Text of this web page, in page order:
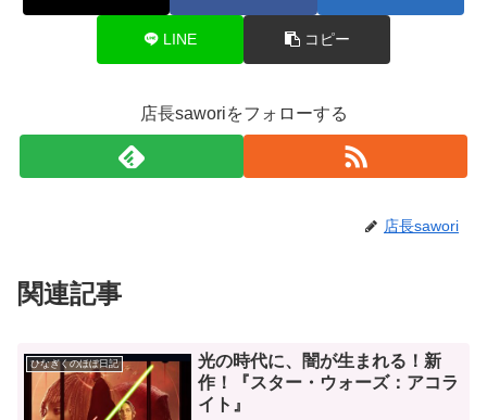
LINE コピー
店長saworiをフォローする
店長sawori
関連記事
ひなぎくのほぼ日記
光の時代に、闇が生まれる！新
作！『スター・ウォーズ：アコラ
イト』